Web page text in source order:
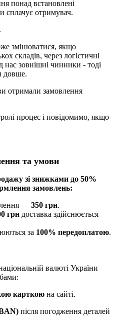
понад вcтановлені
сплачує отримувач.
змінюватися, якщо
складів, через логістичні
нас зовнішні чинники - тоді
довше.
отримали замовлення
процес і повідомимо, якщо
та умови
зі знижками до 50%
замовлень:
— 350 грн.
грн доставка здійснюється
за 100% передоплатою.
валюті України
карткою на сайті.
після погодження деталей